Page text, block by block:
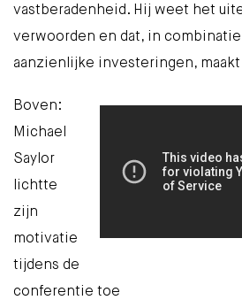
vastberadenheid. Hij weet het
verwoorden en dat, in
aanzienlijke investeringen, maakt
Boven:
Michael
Saylor
lichtte
zijn
motivatie
tijdens de
conferentie toe